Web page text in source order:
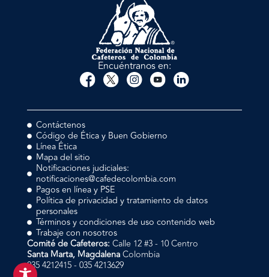
Encuéntranos en:
Contáctenos
Código de Ética y Buen Gobierno
Línea Ética
Mapa del sitio
Notificaciones judiciales:
notificaciones@cafedecolombia.com
Pagos en línea y PSE
Política de privacidad y tratamiento de datos
personales
Términos y condiciones de uso contenido web
Trabaje con nosotros
Comité de Cafeteros: Calle 12 #3 - 10 Centro
Santa Marta, MagdalenaColombia
035 4212415 - 035 4213629